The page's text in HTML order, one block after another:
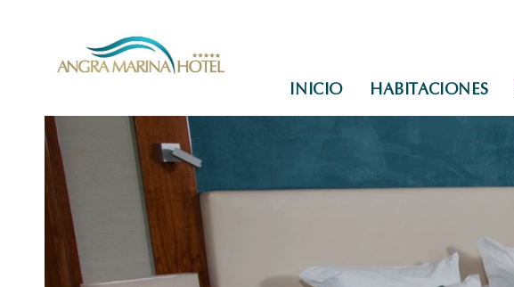
INICIO HABITACIONES